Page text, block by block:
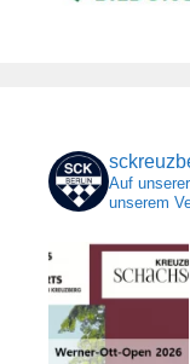
Auf
unserem